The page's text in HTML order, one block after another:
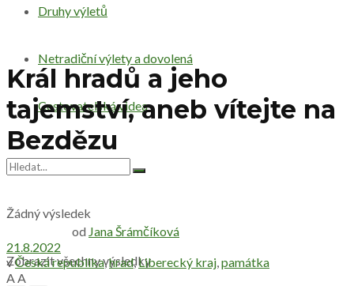
Druhy výletů
Netradiční výlety a dovolená
Cestovatelská videa
Žádný výsledek
Zobrazit všechny výsledky
Král hradů a jeho
tajemství, aneb vítejte na
Bezdězu
od Jana Šrámčíková
21.8.2022
vČeská republika,hrad,Liberecký kraj,památka
AA